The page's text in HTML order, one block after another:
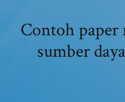
Contoh paper
sumber